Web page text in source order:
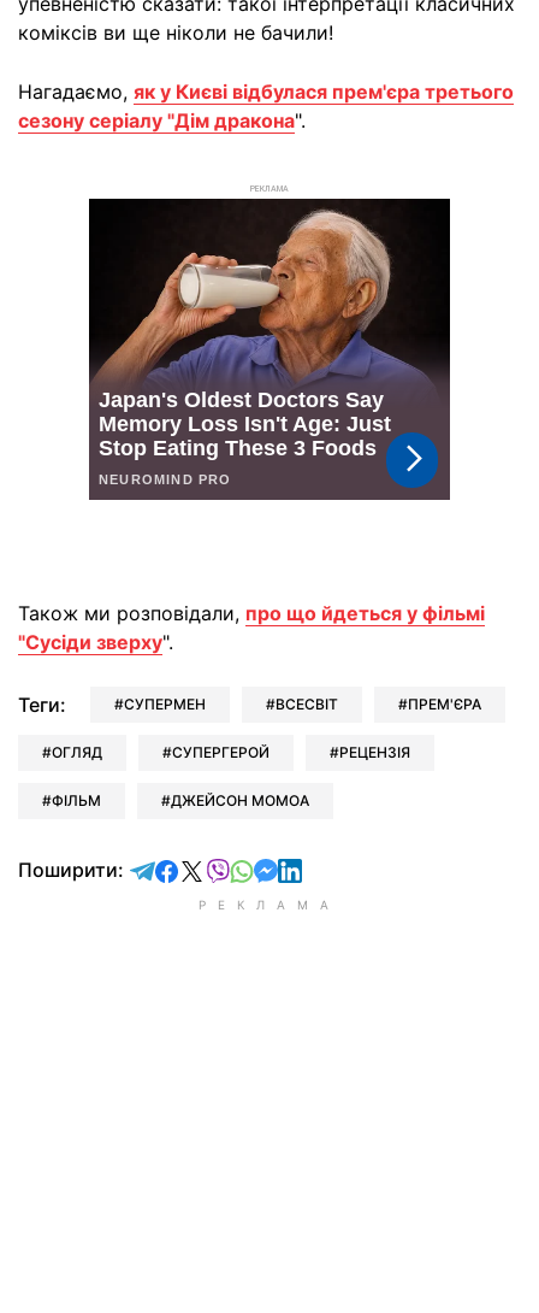
коміксів ви ще ніколи не бачили!
Нагадаємо, як у Києві відбулася прем'єра третього
сезону серіалу "Дім дракона".
РЕКЛАМА
Також ми розповідали, про що йдеться у фільмі
"Сусіди зверху".
Теги: СУПЕРМЕН ВСЕСВІТ ПРЕМ'ЄРА
ОГЛЯД СУПЕРГЕРОЙ РЕЦЕНЗІЯ
ФІЛЬМ ДЖЕЙСОН МОМОА
Поширити: відправити у Telegram
поділитись у Facebook
поділитись у X
відправити у Viber
відправити у Whatsapp
відправити у Messenger
відправити у LinkedIn